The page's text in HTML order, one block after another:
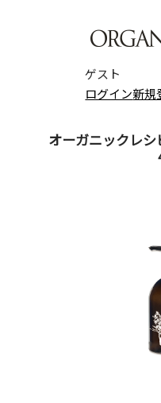
ゲスト
ログイン新規
コンセ
商品
オーガニックレシ